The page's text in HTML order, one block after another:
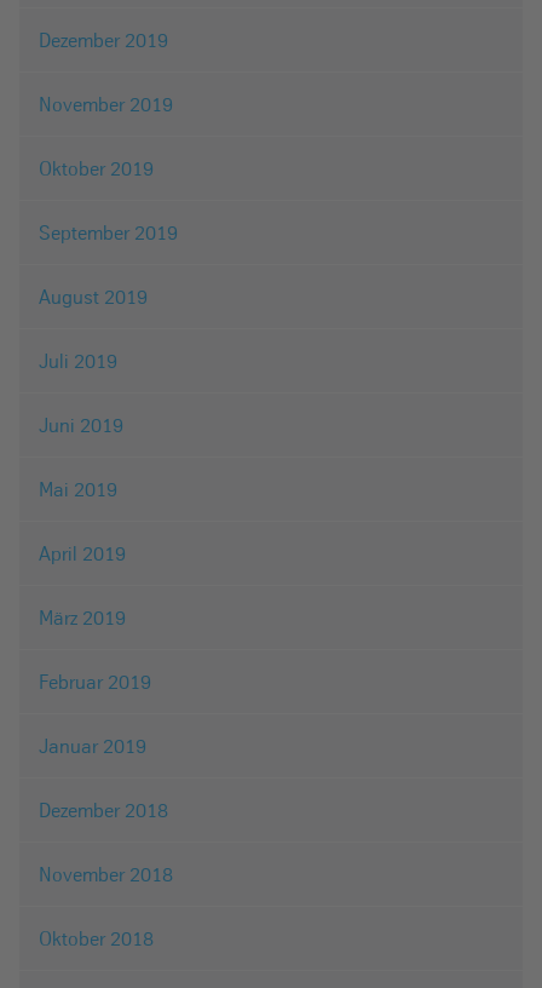
Dezember 2019
November 2019
Oktober 2019
September 2019
August 2019
Juli 2019
Juni 2019
Mai 2019
April 2019
März 2019
Februar 2019
Januar 2019
Dezember 2018
November 2018
Oktober 2018